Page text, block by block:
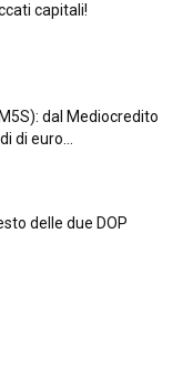
capitali!
dal Mediocredito
di euro...
delle due DOP